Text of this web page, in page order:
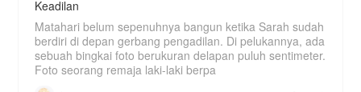
Keadilan
Matahari belum sepenuhnya bangun ketika Sarah sudah
berdiri di depan gerbang pengadilan. Di pelukannya, ada
sebuah bingkai foto berukuran delapan puluh sentimeter.
Foto seorang remaja laki-laki berpa